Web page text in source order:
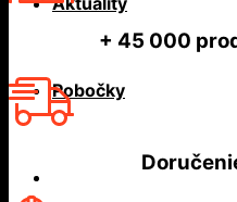
Pobočky
+ 45 000